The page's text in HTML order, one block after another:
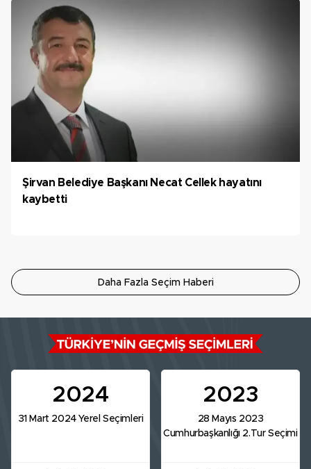
Şirvan Belediye Başkanı Necat Cellek hayatını
kaybetti
Daha Fazla Seçim Haberi
2024
31 Mart 2024 Yerel Seçimleri
2023
28 Mayıs 2023
Cumhurbaşkanlığı 2.Tur Seçimi